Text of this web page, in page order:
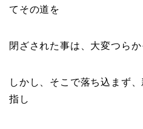
てその道を
閉ざされた事は、大変つらか
しかし、そこで落ち込まず
指し